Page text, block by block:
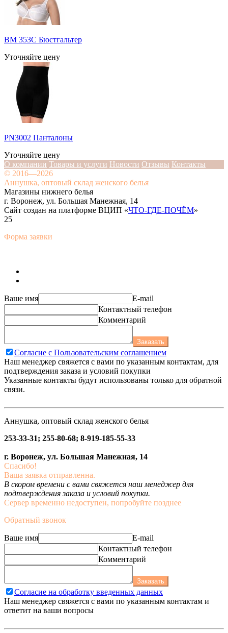
BM 353C Бюстгальтер
Уточняйте цену
PN3002 Панталоны
Уточняйте цену
О компании Товары и услуги Новости Отзывы Контакты
© 2016—2026
Аннушка, оптовый склад женского белья
Магазины нижнего белья
г. Воронеж, ул. Большая Манежная, 14
Сайт создан на платформе ВЦИП «ЧТО-ГДЕ-ПОЧЁМ»
25
Форма заявки
Ваше имя
E-mail
Контактный телефон
Комментарий
Заказать
Согласие с Пользовательским соглашением
Наш менеджер свяжется с вами по указанным контактам, для
подтверждения заказа и условий покупки
Указанные контакты будут использованы только для обратной
связи.
Аннушка, оптовый склад женского белья
253-33-31; 255-80-68; 8-919-185-55-33
г. Воронеж, ул. Большая Манежная, 14
Спасибо!
Ваша заявка отправленна.
В скором времени с вами свяжется наш менеджер для
подтверждения заказа и условий покупки.
Сервер временно недоступен, попробуйте позднее
Обратный звонок
Ваше имя
E-mail
Контактный телефон
Комментарий
Заказать
Согласие на обработку введенных данных
Наш менеджер свяжется с вами по указанным контактам и
ответит на ваши вопросы